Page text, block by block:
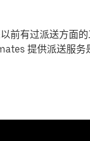
前有过派送方面
提供派送服务